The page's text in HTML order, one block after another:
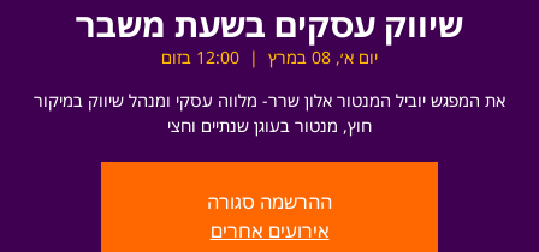
שיווק עסקים בשעת משבר
יום א׳, 08 במרץ
  |
12:00 בזום
את המפגש יוביל המנטור אלון שרר- מלווה עסקי ומנהל שיווק במיקור
חוץ, מנטור בעוגן שנתיים וחצי
ההרשמה סגורה
אירועים אחרים